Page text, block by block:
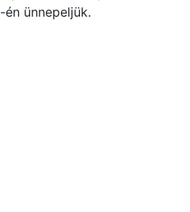
-én ünnepeljük.